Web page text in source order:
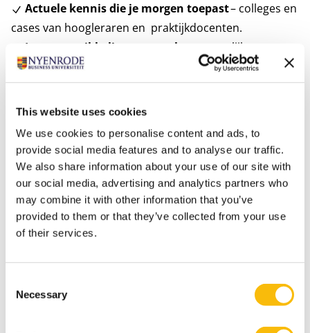
This website uses cookies
We use cookies to personalise content and ads, to
provide social media features and to analyse our traffic.
We also share information about your use of our site with
our social media, advertising and analytics partners who
may combine it with other information that you’ve
provided to them or that they’ve collected from your use
of their services.
Selection
Necessary
Actuele kennis die je morgen toepast– colleges en
cases van hoogleraren en praktijkdocenten.
Jouw ontwikkeling centraa l – persoonlijke
reflectie, feedback en coaching.
Voor elke carrièrefase– van compacte updates tot
verdiepende leergangen.
trajecten, individueel of maatwerk voor teams.
Je ontwikkelt je talent en haalt het beste uit jezelf, je
team en je organisatie. Door afstand te nemen en
anders te leren kijken, ontdek je nieuwe perspectieven
op complexe vraagstukken. Je leert met meer scherpte
te analyseren, vergroot je strategisch inzicht en
maak je het verschil als leider.